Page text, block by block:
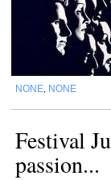
NONE NONE
Festival
passion...